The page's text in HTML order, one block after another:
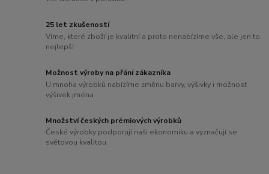
25 let zkušeností
Víme, které zboží je kvalitní a proto nenabízíme vše, ale jen to
nejlepší
Možnost výroby na přání zákazníka
U mnoha výrobků nabízíme změnu barvy, výšivky i možnost
výšivek jména
Množství českých prémiových výrobků
České výrobky podporují naši ekonomiku a vyznačují se
světovou kvalitou